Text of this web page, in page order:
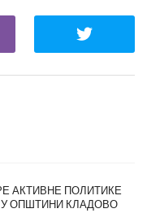
АКТИВНЕ ПОЛИТИКЕ
ОПШТИНИ КЛАДОВО